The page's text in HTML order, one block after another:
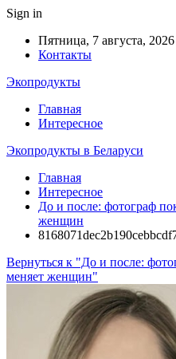
Sign in
Пятница, 7 августа, 2026
Контакты
Экопродукты
Главная
Интересное
Экопродукты в Беларуси
Главная
Интересное
До и после: фотограф
женщин
Вернуться к "До и после:
меняет женщин"